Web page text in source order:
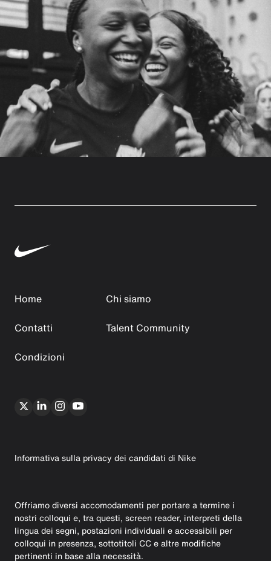
Home
Chi siamo
Contatti
Talent Community
Condizioni
Informativa sulla privacy dei candidati di Nike
Offriamo diversi accomodamenti per portare a termine i
nostri colloqui e, tra questi, screen reader, interpreti della
lingua dei segni, postazioni individuali e accessibili per
colloqui in presenza, sottotitoli CC e altre modifiche
pertinenti in base alla necessità.